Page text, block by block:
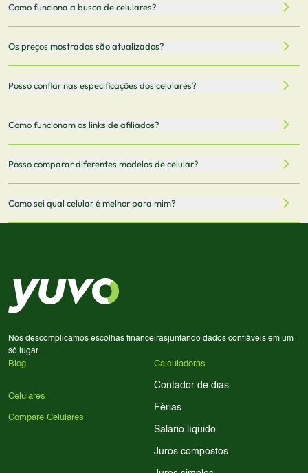
Como funciona a busca de celulares?
armazenamento, memória RAM, bateria e conectividade
5G.
Os preços mostrados são atualizados?
vendedor antes de finalizar sua compra.
Posso confiar nas especificações dos celulares?
informações mais recentes de cada modelo.
Como funcionam os links de afiliados?
comissão sem custo adicional para você.
Posso comparar diferentes modelos de celular?
Sim! Você pode selecionar até 3 celulares para comparar
Como sei qual celular é melhor para mim?
processador e bateria são essenciais. Use nossos filtros
para encontrar o celular ideal.
Nós descomplicamos escolhas financeirasjuntando dados confiáveis em um
só lugar.
Blog
Celulares
Compare Celulares
Calculadoras
Contador de dias
Férias
Salário líquido
Juros compostos